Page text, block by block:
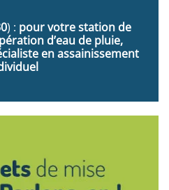
) : pour votre station de
d’eau de pluie,
en assainissement